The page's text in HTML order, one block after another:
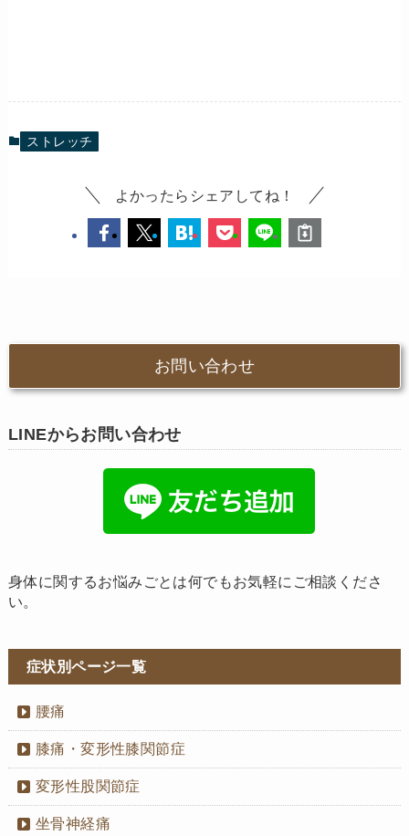
ストレッチ
よかったらシェアしてね！
お問い合わせ
LINEからお問い合わせ
身体に関するお悩みごとは何でもお気軽にご相談くださ
い。
症状別ページ一覧
腰痛
膝痛・変形性膝関節症
変形性股関節症
坐骨神経痛